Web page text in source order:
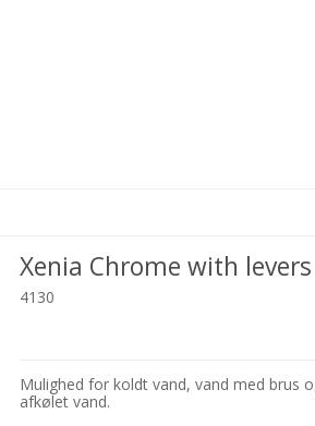
Xenia Chrome with levers
4130
Mulighed for koldt vand, vand med brus
afkølet vand.